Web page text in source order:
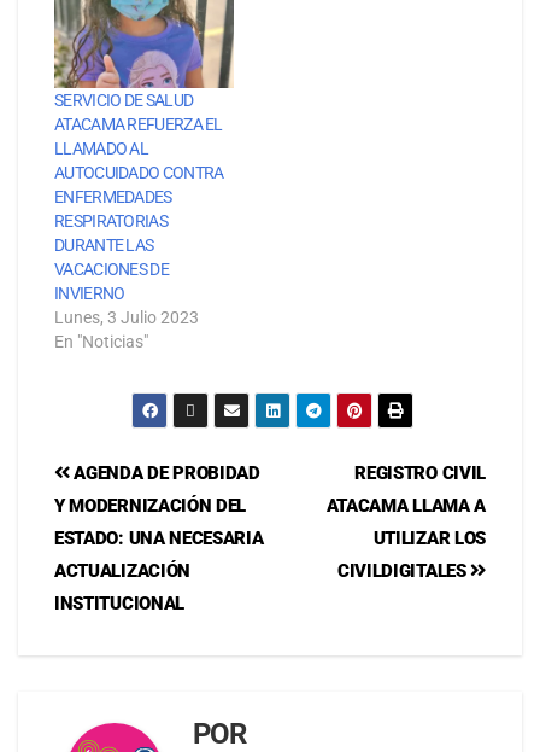
SERVICIO DE SALUD
ATACAMA REFUERZA EL
LLAMADO AL
AUTOCUIDADO CONTRA
ENFERMEDADES
RESPIRATORIAS
DURANTE LAS
VACACIONES DE
INVIERNO
Lunes, 3 Julio 2023
En "Noticias"
REGISTRO CIVIL
ATACAMA LLAMA A
UTILIZAR LOS
CIVILDIGITALES
AGENDA DE PROBIDAD
Y MODERNIZACIÓN DEL
ESTADO: UNA NECESARIA
ACTUALIZACIÓN
INSTITUCIONAL
POR